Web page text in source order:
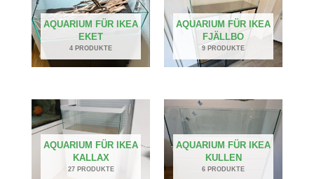
AQUARIUM FÜR IKEA
EKET
4 PRODUKTE
AQUARIUM FÜR IKEA
FJÄLLBO
9 PRODUKTE
AQUARIUM FÜR IKEA
KALLAX
27 PRODUKTE
AQUARIUM FÜR IKEA
KULLEN
6 PRODUKTE